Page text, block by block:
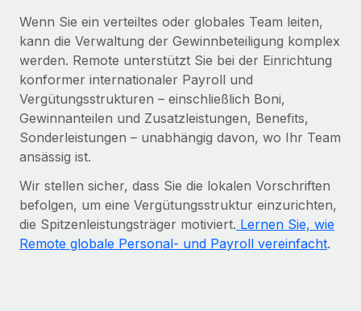
Wenn Sie ein verteiltes oder globales Team leiten,
kann die Verwaltung der Gewinnbeteiligung komplex
werden. Remote unterstützt Sie bei der Einrichtung
konformer internationaler Payroll und
Vergütungsstrukturen – einschließlich Boni,
Gewinnanteilen und Zusatzleistungen, Benefits,
Sonderleistungen – unabhängig davon, wo Ihr Team
ansässig ist.
Wir stellen sicher, dass Sie die lokalen Vorschriften
befolgen, um eine Vergütungsstruktur einzurichten,
die Spitzenleistungsträger motiviert. Lernen Sie, wie
Remote globale Personal- und Payroll vereinfacht.